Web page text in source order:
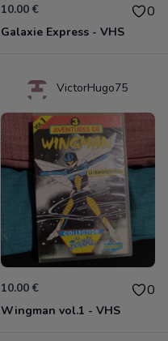
10.00 € 0
Galaxie Express - VHS
VictorHugo75
10.00 € 0
Wingman vol.1 - VHS